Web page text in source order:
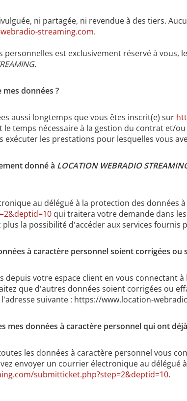
ni partagée, ni revendue à des tiers.
streaming.com.
personnelles est exclusivement réservé à
.
données ?
aussi longtemps que vous êtes inscrit(e) sur
temps nécessaire à la gestion du contrat et/
les prestations pour lesquelles vous
donné à LOCATION WEBRADIO
au délégué à la protection des données
qui traitera votre demande dans
la possibilité d'accéder aux services
à caractère personnel soient corrigées ou
votre espace client en vous connectant à
que d'autres données soient corrigées ou
suivante : https://www.location-
mes données à caractère personnel qui ont
les données à caractère personnel vous
envoyer un courrier électronique au délégué
submitticket.php?step=2&deptid=10.